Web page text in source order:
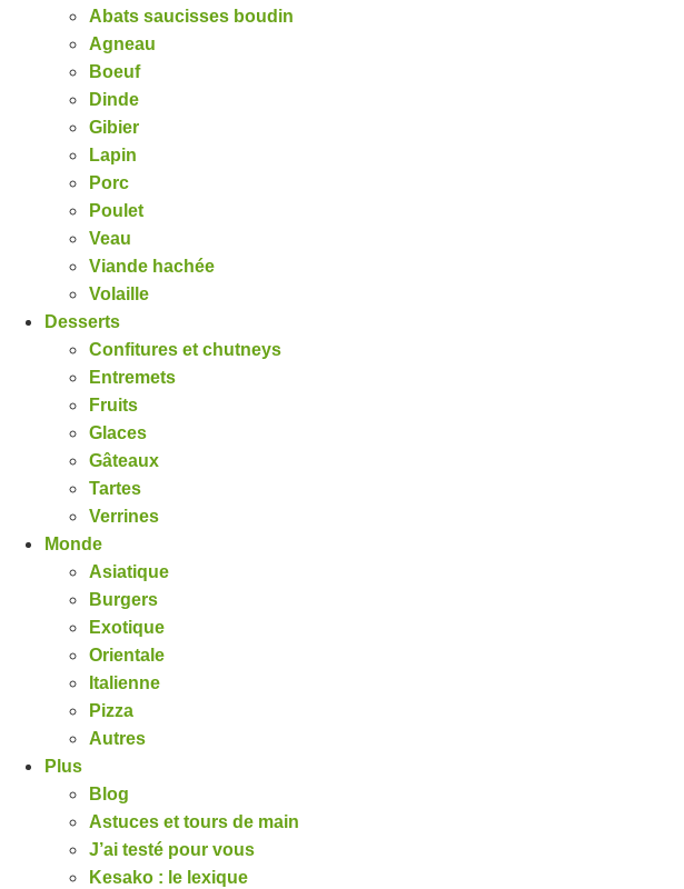
Abats saucisses boudin
Agneau
Boeuf
Dinde
Gibier
Lapin
Porc
Poulet
Veau
Viande hachée
Volaille
Desserts
Confitures et chutneys
Entremets
Fruits
Glaces
Gâteaux
Tartes
Verrines
Monde
Asiatique
Burgers
Exotique
Orientale
Italienne
Pizza
Autres
Plus
Blog
Astuces et tours de main
J’ai testé pour vous
Kesako : le lexique